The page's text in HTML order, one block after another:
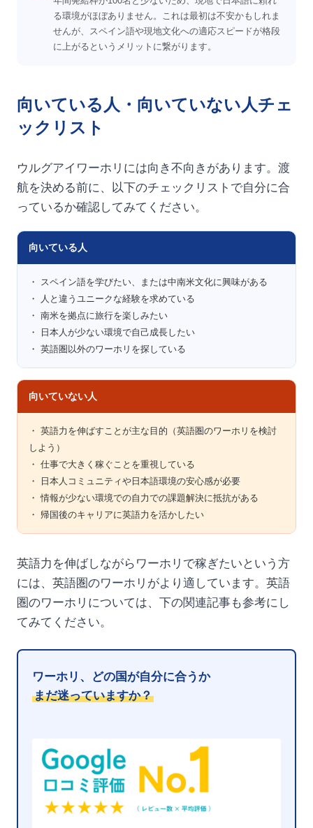
る環境がほぼありません。これは最初は不安かもしれま
せんが、スペイン語や現地文化への適応スピードが格段
に上がるというメリットに繋がります。
向いている人・向いていない人チェ
ックリスト
ウルグアイワーホリには向き不向きがあります。渡
航を決める前に、以下のチェックリストで自分に合
っているか確認してみてください。
向いている人
・ スペイン語を学びたい、または中南米文化に興味がある
・ 人と違うユニークな経験を求めている
・ 南米を拠点に旅行を楽しみたい
・ 日本人が少ない環境で自己成長したい
・ 英語圏以外のワーホリを探している
向いていない人
・ 英語力を伸ばすことが主な目的（英語圏のワーホリを検討
しよう）
・ 仕事で大きく稼ぐことを重視している
・ 日本人コミュニティや日本語環境の安心感が必要
・ 情報が少ない環境での自力での課題解決に抵抗がある
・ 帰国後のキャリアに英語力を活かしたい
英語力を伸ばしながらワーホリで稼ぎたいという方
には、英語圏のワーホリがより適しています。英語
圏のワーホリについては、下の関連記事も参考にし
てみてください。
ワーホリ、どの国が自分に合うか
まだ迷っていますか？